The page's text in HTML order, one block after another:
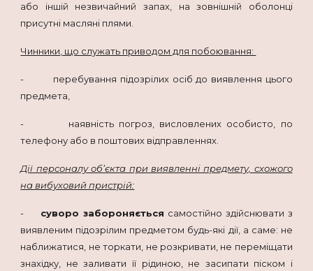
або іншій незвичайний запах, на зовнішній оболонці
присутні масляні плями.
Чинники, що служать приводом для побоювання:
- перебування підозрілих осіб до виявлення цього
предмета,
- наявність погроз, висловлених особисто, по
телефону або в поштових відправленнях.
Дії персоналу об’єкта при виявленні предмету, схожого
на вибуховий пристрій:
- суворо забороняється самостійно здійснювати з
виявленим підозрілим предметом будь-які дії, а саме: не
наближатися, не торкати, не розкривати, не переміщати
знахідку, не заливати її рідиною, не засипати піском і